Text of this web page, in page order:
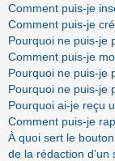
Comment puis-je
Comment puis-je
Pourquoi ne puis-je
Comment puis-je
Pourquoi ne puis-je
Pourquoi ne puis-je
Pourquoi ai-je reçu
Comment puis-je
À quoi sert le
de la rédaction d’un